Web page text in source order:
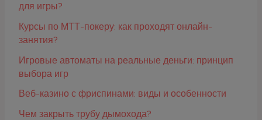
для игры?
Курсы по МТТ-покеру: как проходят онлайн-
занятия?
Игровые автоматы на реальные деньги: принцип
выбора игр
Веб-казино с фриспинами: виды и особенности
Чем закрыть трубу дымохода?